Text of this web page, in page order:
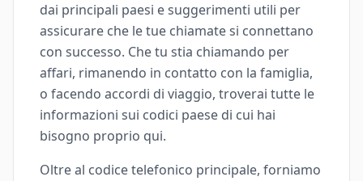
dai principali paesi e suggerimenti utili per
assicurare che le tue chiamate si connettano
con successo. Che tu stia chiamando per
affari, rimanendo in contatto con la famiglia,
o facendo accordi di viaggio, troverai tutte le
informazioni sui codici paese di cui hai
bisogno proprio qui.
Oltre al codice telefonico principale, forniamo